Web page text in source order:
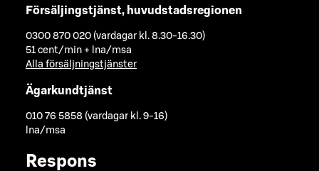
Försäljingstjänst, huvudstadsregionen
0300 870 020 (vardagar kl. 8.30-16.30)
51 cent/min + lna/msa
Alla försäljningstjänster
Ägarkundtjänst
010 76 5858 (vardagar kl. 9-16)
lna/msa
Respons